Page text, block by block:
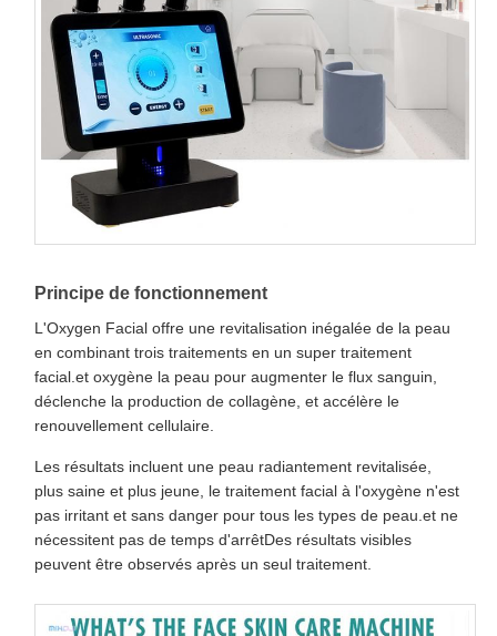
Principe de fonctionnement
L'Oxygen Facial offre une revitalisation inégalée de la peau
en combinant trois traitements en un super traitement
facial.et oxygène la peau pour augmenter le flux sanguin,
déclenche la production de collagène, et accélère le
renouvellement cellulaire.
Les résultats incluent une peau radiantement revitalisée,
plus saine et plus jeune, le traitement facial à l'oxygène n'est
pas irritant et sans danger pour tous les types de peau.et ne
nécessitent pas de temps d'arrêtDes résultats visibles
peuvent être observés après un seul traitement.